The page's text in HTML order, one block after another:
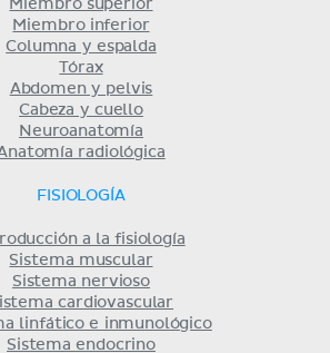
Miembro superior
Miembro inferior
Columna y espalda
Tórax
Abdomen y pelvis
Cabeza y cuello
Neuroanatomía
radiológica
FISIOLOGÍA
a la fisiología
Sistema muscular
Sistema nervioso
cardiovascular
linfático e inmunológico
Sistema endocrino